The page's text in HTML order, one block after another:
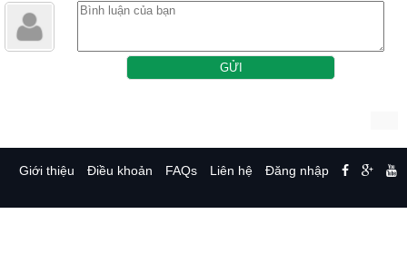
Giới thiệu Điều khoản FAQs Liên hệ Đăng nhập